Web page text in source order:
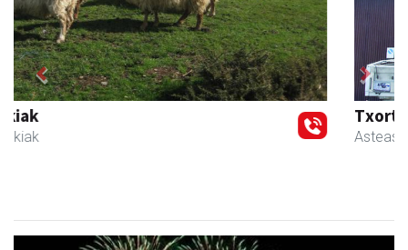
Txortu mekanizaketa eta muntaketa
Asteasu
Previous Next